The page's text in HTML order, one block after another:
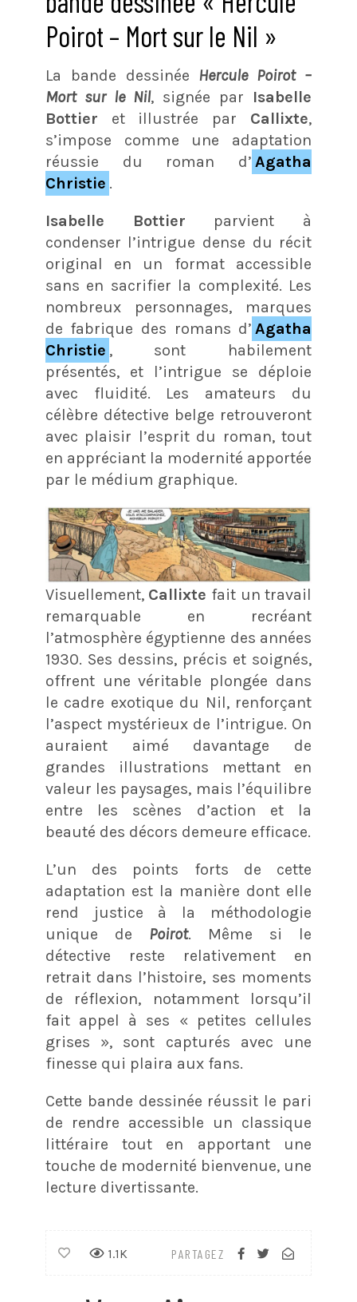
Poirot – Mort sur le Nil »
La bande dessinée Hercule Poirot –
Mort sur le Nil, signée par Isabelle
Bottier et illustrée par Callixte,
s’impose comme une adaptation
réussie du roman d’ Agatha
Christie .
Isabelle Bottier parvient à
condenser l’intrigue dense du récit
original en un format accessible
sans en sacrifier la complexité. Les
nombreux personnages, marques
de fabrique des romans d’ Agatha
Christie , sont habilement
présentés, et l’intrigue se déploie
avec fluidité. Les amateurs du
célèbre détective belge retrouveront
avec plaisir l’esprit du roman, tout
en appréciant la modernité apportée
par le médium graphique.
Visuellement, Callixte fait un travail
remarquable en recréant
l’atmosphère égyptienne des années
1930. Ses dessins, précis et soignés,
offrent une véritable plongée dans
le cadre exotique du Nil, renforçant
l’aspect mystérieux de l’intrigue. On
auraient aimé davantage de
grandes illustrations mettant en
valeur les paysages, mais l’équilibre
entre les scènes d’action et la
beauté des décors demeure efficace.
L’un des points forts de cette
adaptation est la manière dont elle
rend justice à la méthodologie
unique de Poirot. Même si le
détective reste relativement en
retrait dans l’histoire, ses moments
de réflexion, notamment lorsqu’il
fait appel à ses « petites cellules
grises », sont capturés avec une
finesse qui plaira aux fans.
Cette bande dessinée réussit le pari
de rendre accessible un classique
littéraire tout en apportant une
touche de modernité bienvenue, une
lecture divertissante.
PARTAGEZ
1.1K